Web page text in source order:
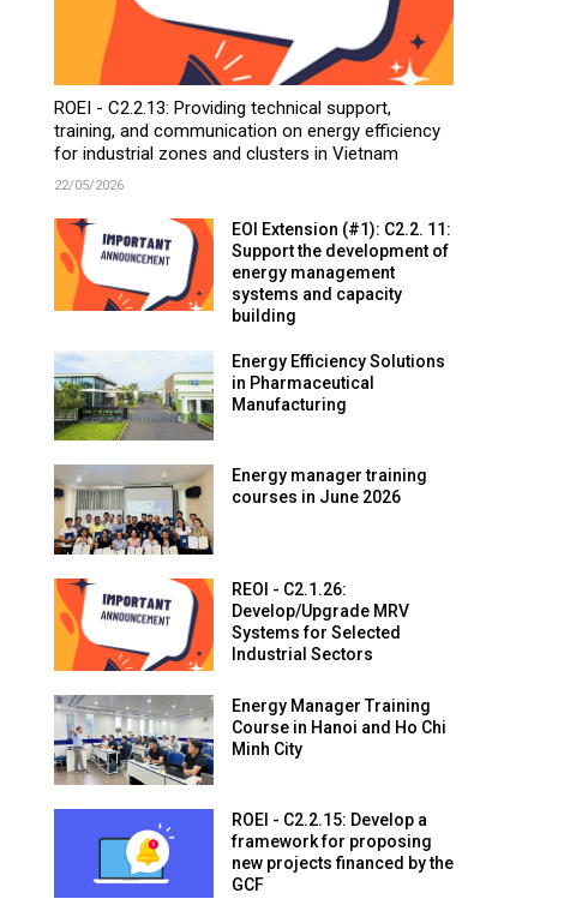
ROEI - C2.2.13: Providing technical support,
training, and communication on energy efficiency
for industrial zones and clusters in Vietnam
22/05/2026
EOI Extension (#1): C2.2. 11:
Support the development of
energy management
systems and capacity
building
Energy Efficiency Solutions
in Pharmaceutical
Manufacturing
Energy manager training
courses in June 2026
REOI - C2.1.26:
Develop/Upgrade MRV
Systems for Selected
Industrial Sectors
Energy Manager Training
Course in Hanoi and Ho Chi
Minh City
ROEI - C2.2.15: Develop a
framework for proposing
new projects financed by the
GCF